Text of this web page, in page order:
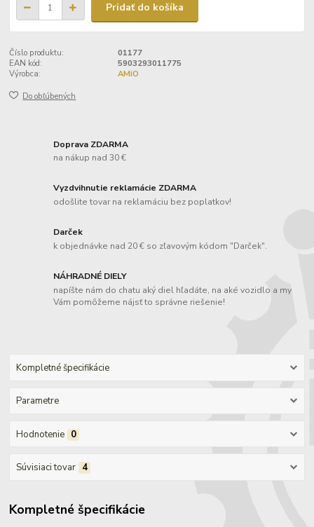
Pridať do košíka
Číslo produktu:
01177
EAN kód:
5903293011775
Výrobca:
AMiO
Do obľúbených
Doprava ZDARMA
na nákup nad 30 €
Vyzdvihnutie reklamácie ZDARMA
odošlite tovar na reklamáciu bez poplatkov!
Darček
k objednávke nad 20 € so zľavovým kódom "Darček".
NÁHRADNÉ DIELY
napíšte nám do chatu aký diel hľadáte, na aké vozidlo a my
Vám pomôžeme nájsť to správne riešenie!
Kompletné špecifikácie
Parametre
Hodnotenie 0
Súvisiaci tovar 4
Kompletné špecifikácie